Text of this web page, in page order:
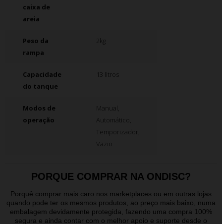
caixa de
areia
Peso da
rampa
2kg
Capacidade
do tanque
13 litros
Modos de
operação
Manual,
Automático,
Temporizador,
Vazio
PORQUE COMPRAR NA ONDISC?
Porquê comprar mais caro nos marketplaces ou em outras lojas
quando pode ter os mesmos produtos, ao preço mais baixo, numa
embalagem devidamente protegida, fazendo uma compra 100%
segura e ainda contar com o melhor apoio e suporte desde o